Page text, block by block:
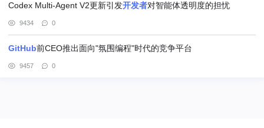
Codex Multi-Agent V2更新引发开发者对智能体透明度的担忧
9434 0
GitHub前CEO推出面向"氛围编程"时代的竞争平台
9457 0